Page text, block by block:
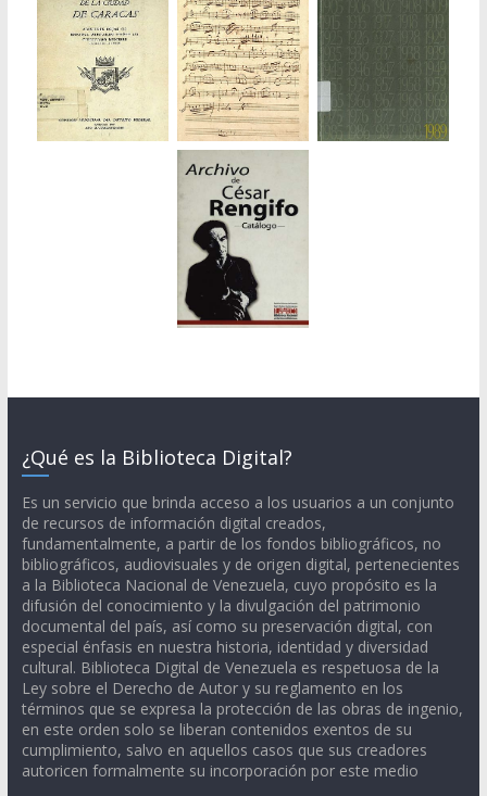
¿Qué es la Biblioteca Digital?
Es un servicio que brinda acceso a los usuarios a un conjunto
de recursos de información digital creados,
fundamentalmente, a partir de los fondos bibliográficos, no
bibliográficos, audiovisuales y de origen digital, pertenecientes
a la Biblioteca Nacional de Venezuela, cuyo propósito es la
difusión del conocimiento y la divulgación del patrimonio
documental del país, así como su preservación digital, con
especial énfasis en nuestra historia, identidad y diversidad
cultural. Biblioteca Digital de Venezuela es respetuosa de la
Ley sobre el Derecho de Autor y su reglamento en los
términos que se expresa la protección de las obras de ingenio,
en este orden solo se liberan contenidos exentos de su
cumplimiento, salvo en aquellos casos que sus creadores
autoricen formalmente su incorporación por este medio